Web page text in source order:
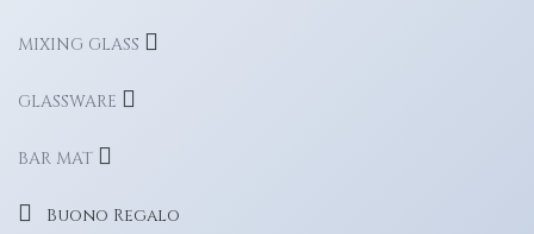
MIXING GLASS
GLASSWARE
BAR MAT
Buono Regalo